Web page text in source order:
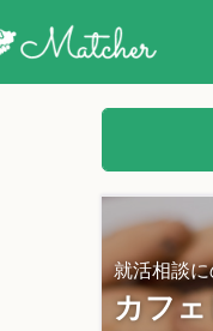
就活相談
カフ